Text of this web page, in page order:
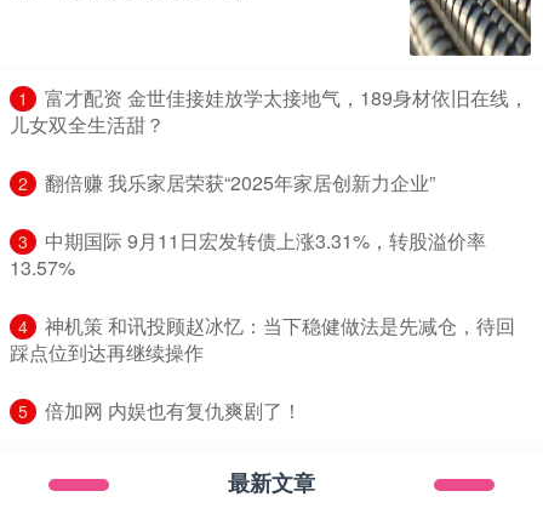
1
​富才配资 金世佳接娃放学太接地气，189身材依旧在线，
儿女双全生活甜？
2 ​翻倍赚 我乐家居荣获“2025年家居创新力企业”
3
​中期国际 9月11日宏发转债上涨3.31%，转股溢价率
13.57%
4
​神机策 和讯投顾赵冰忆：当下稳健做法是先减仓，待回
踩点位到达再继续操作
5 ​倍加网 内娱也有复仇爽剧了！
最新文章